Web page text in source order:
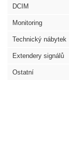
DCIM
Monitoring
Technický nábytek
Extendery signálů
Ostatní